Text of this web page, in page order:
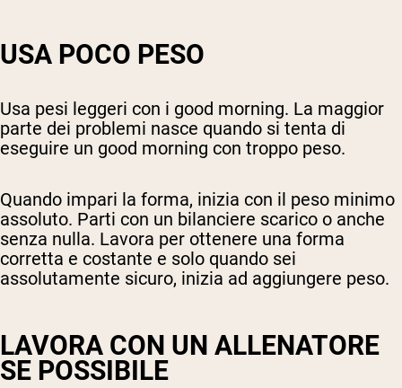
USA POCO PESO
Usa pesi leggeri con i good morning. La maggior
parte dei problemi nasce quando si tenta di
eseguire un good morning con troppo peso.
Quando impari la forma, inizia con il peso minimo
assoluto. Parti con un bilanciere scarico o anche
senza nulla. Lavora per ottenere una forma
corretta e costante e solo quando sei
assolutamente sicuro, inizia ad aggiungere peso.
LAVORA CON UN ALLENATORE
SE POSSIBILE